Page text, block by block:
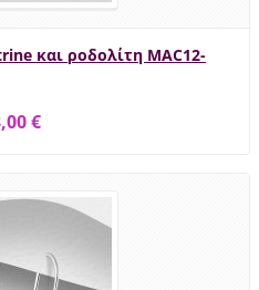
και ροδολίτη MAC12-
€